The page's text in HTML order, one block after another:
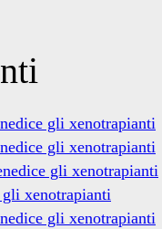
gli xenotrapianti
gli xenotrapianti
gli xenotrapianti
xenotrapianti
gli xenotrapianti